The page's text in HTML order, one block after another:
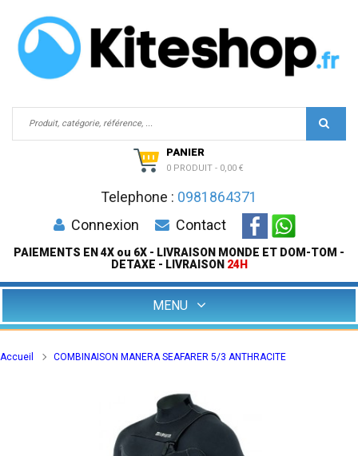
PANIER
0 PRODUIT - 0,00 €
Telephone : 0981864371
Connexion
Contact
PAIEMENTS EN 4X ou 6X - LIVRAISON MONDE ET DOM-TOM -
DETAXE - LIVRAISON 24H
MENU
Accueil COMBINAISON MANERA SEAFARER 5/3 ANTHRACITE